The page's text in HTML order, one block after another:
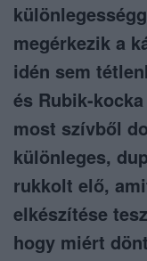
megérkezik a
idén sem
és Rubik-
most szívből
különleges,
rukkolt elő,
elkészítése
hogy miért